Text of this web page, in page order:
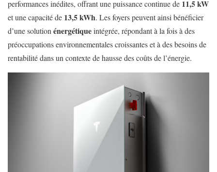
performances inédites, offrant une puissance continue de 11,5 kW
et une capacité de 13,5 kWh. Les foyers peuvent ainsi bénéficier
d’une solution énergétiqueintégrée, répondant à la fois à des
préoccupations environnementales croissantes et à des besoins de
rentabilité dans un contexte de hausse des coûts de l’énergie.